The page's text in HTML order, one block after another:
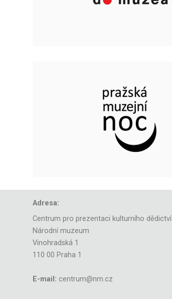
Adresa:
Centrum pro prezentaci kulturního dědictví
Národní muzeum
Vinohradská 1
110 00 Praha 1
E-mail: centrum@nm.cz